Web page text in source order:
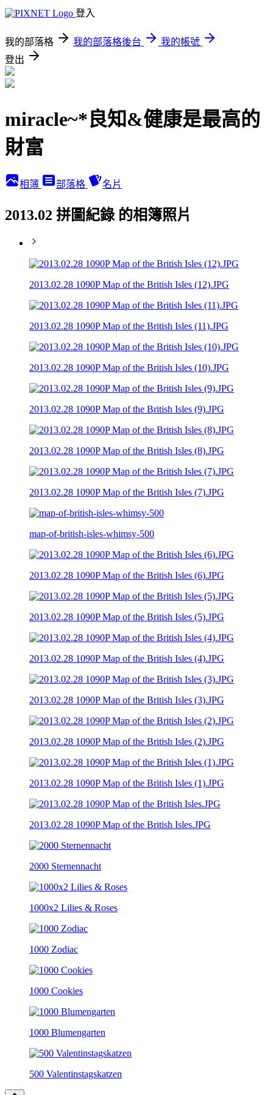
登入
我的部落格 我的部落格後台
我的帳號
登出
miracle~*良知&健康是最高的
財富
相簿 部落格 名片
2013.02 拼圖紀錄 的相簿照片
2013.02.28 1090P Map of the British Isles (12).JPG
2013.02.28 1090P Map of the British Isles (11).JPG
2013.02.28 1090P Map of the British Isles (10).JPG
2013.02.28 1090P Map of the British Isles (9).JPG
2013.02.28 1090P Map of the British Isles (8).JPG
2013.02.28 1090P Map of the British Isles (7).JPG
map-of-british-isles-whimsy-500
2013.02.28 1090P Map of the British Isles (6).JPG
2013.02.28 1090P Map of the British Isles (5).JPG
2013.02.28 1090P Map of the British Isles (4).JPG
2013.02.28 1090P Map of the British Isles (3).JPG
2013.02.28 1090P Map of the British Isles (2).JPG
2013.02.28 1090P Map of the British Isles (1).JPG
2013.02.28 1090P Map of the British Isles.JPG
2000 Sternennacht
1000x2 Lilies & Roses
1000 Zodiac
1000 Cookies
1000 Blumengarten
500 Valentinstagskatzen